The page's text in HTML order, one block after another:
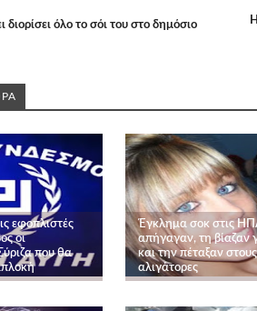
όλο το σόι του στο δημόσιο
εφοπλιστές
οι
που θα
Έγκλημα σοκ στις
απήγαγαν, τη βίαζαν
και την πέταξαν στους
αλιγάτορες